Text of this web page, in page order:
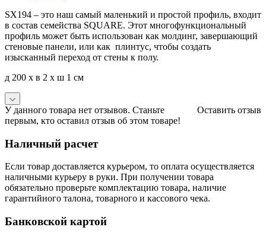
SX194 – это наш самый маленький и простой профиль, входит
в состав семейства SQUARE. Этот многофункциональный
профиль может быть использован как молдинг, завершающий
стеновые панели, или как плинтус, чтобы создать
изысканный переход от стены к полу.
д 200 x в 2 x ш 1 см
Оставить отзыв
У данного товара нет отзывов. Станьте
первым, кто оставил отзыв об этом товаре!
Наличный расчет
Если товар доставляется курьером, то оплата осуществляется
наличными курьеру в руки. При получении товара
обязательно проверьте комплектацию товара, наличие
гарантийного талона, товарного и кассового чека.
Банковской картой